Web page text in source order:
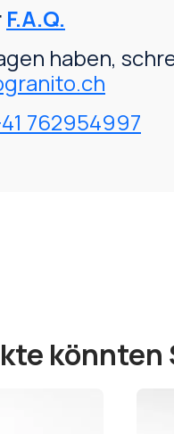
F.A.Q.
haben,
762954997